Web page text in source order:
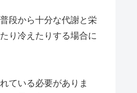
段から十分な代謝と栄
り冷えたりする場合に
ている必要がありま